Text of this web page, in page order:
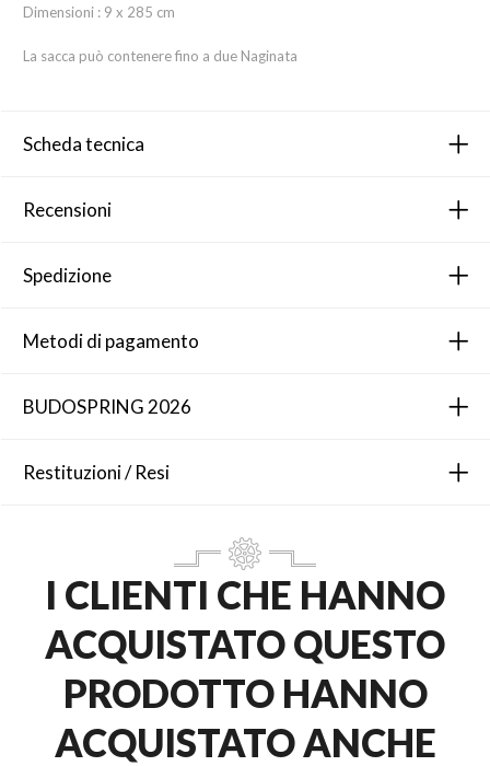
Dimensioni : 9 x 285 cm
La sacca può contenere fino a due Naginata
Scheda tecnica
Recensioni
Spedizione
Metodi di pagamento
BUDOSPRING 2026
Restituzioni / Resi
I CLIENTI CHE HANNO
ACQUISTATO QUESTO
PRODOTTO HANNO
ACQUISTATO ANCHE